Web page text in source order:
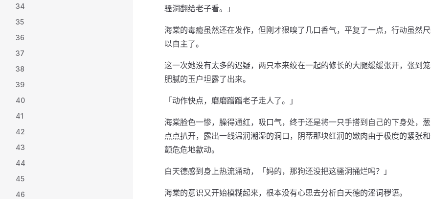
34
35
36
37
38
39
40
41
42
43
44
45
46
骚洞翻给老子看。」
海棠的毒瘾虽然还在发作，但刚才狠嗅了几口香气，平复了一点，行动虽然
以自主了。
这一次她没有太多的迟疑，两只本来绞在一起的修长的大腿缓缓张开，张到
肥腻的玉户坦露了出来。
「动作快点，磨磨蹭蹭老子走人了。」
海棠脸色一惨，臊得通红，吸口气，终于还是将一只手搭到自己的下身处，
点点扒开，露出一线温润潮湿的洞口，阴蒂那块红润的嫩肉由于极度的紧张
颤危危地歙动。
白天德感到身上热流涌动，「妈的，那狗还没把这骚洞捅烂吗？」
海棠的意识又开始模糊起来，根本没有心思去分析白天德的淫词秽语。